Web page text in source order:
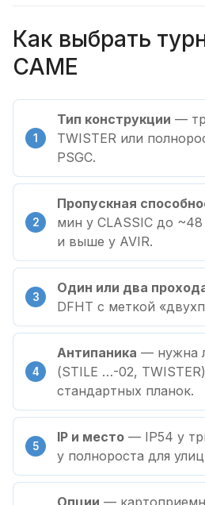
Как выбрать
CAME
Тип конструкции —
TWISTER или
PSGC.
Пропускная
мин у CLASSIC до
и выше у AVIR.
Один или два
DFHT с меткой
Антипаника — нужна
(STILE …-02,
стандартных планок.
IP и место — IP54 у
у полнороста для
Опции —